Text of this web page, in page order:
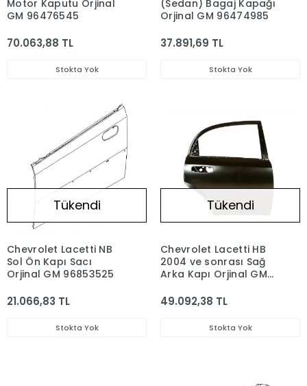
Motor Kaputu Orjinal
GM 96476545
70.063,88 TL
Stokta Yok
(Sedan) Bagaj Kapağı
Orjinal GM 96474985
37.891,69 TL
Stokta Yok
Tükendi
Chevrolet Lacetti NB
Sol Ön Kapı Sacı
Orjinal GM 96853525
21.066,83 TL
Stokta Yok
Tükendi
Chevrolet Lacetti HB
2004 ve sonrası Sağ
Arka Kapı Orjinal GM
49.092,38 TL
Stokta Yok